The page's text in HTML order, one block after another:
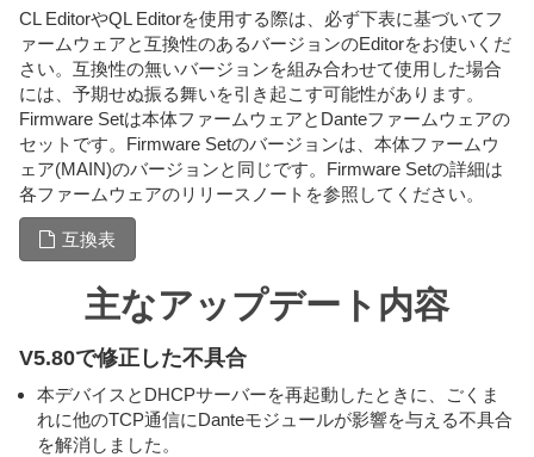
CL EditorやQL Editorを使用する際は、必ず下表に基づいてフ
ァームウェアと互換性のあるバージョンのEditorをお使いくだ
さい。互換性の無いバージョンを組み合わせて使用した場合
には、予期せぬ振る舞いを引き起こす可能性があります。
Firmware Setは本体ファームウェアとDanteファームウェアの
セットです。Firmware Setのバージョンは、本体ファームウ
ェア(MAIN)のバージョンと同じです。Firmware Setの詳細は
各ファームウェアのリリースノートを参照してください。
互換表
主なアップデート内容
V5.80で修正した不具合
本デバイスとDHCPサーバーを再起動したときに、ごくま
れに他のTCP通信にDanteモジュールが影響を与える不具合
を解消しました。